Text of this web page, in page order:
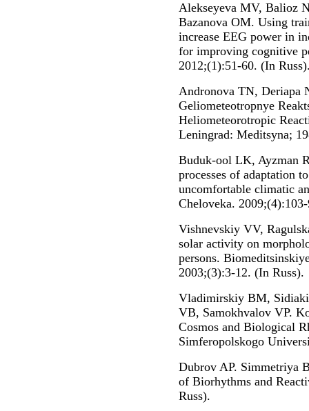
Alekseyeva MV, Balioz
Bazanova OM. Using
increase EEG power in
for improving cognitive
2012;(1):51-60. (In
Andronova TN, Deriapa
Geliometeotropnye
Heliometeorotropic
Leningrad: Meditsyna;
Buduk-ool LK, Ayzman
processes of adaptation
uncomfortable climatic
Cheloveka.
Vishnevskiy VV,
solar activity on
persons.
2003;(3):3-12. (In Russ).
Vladimirskiy BM,
VB, Samokhvalov VP.
Cosmos and Biological
Simferopolskogo
Dubrov AP. Simmetriya
of Biorhythms and
Russ).